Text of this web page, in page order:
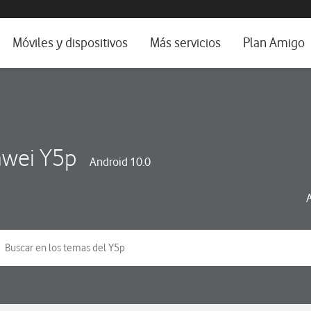
e idioma
Móviles y dispositivos Más servicios Plan Amigo
Y5p Android 10.0